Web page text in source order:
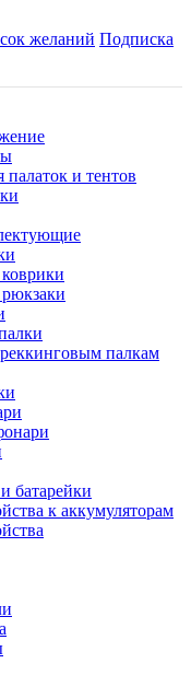
желаний Подписка
палаток и тентов
палкам
батарейки
к аккумуляторам